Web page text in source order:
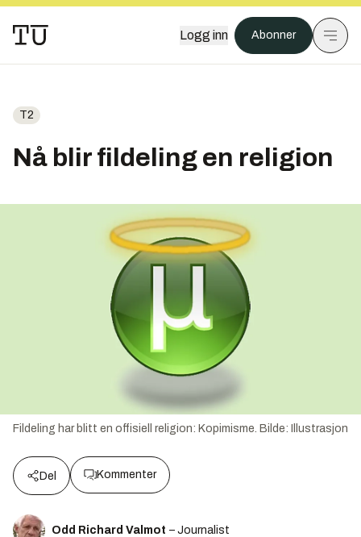
Logg inn Abonner
T2
Nå blir fildeling en religion
Fildeling har blitt en offisiell religion: Kopimisme. Bilde: Illustrasjon
Del Kommenter
Odd Richard Valmot – Journalist